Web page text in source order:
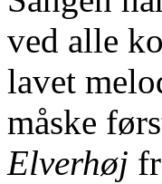
ved alle
lavet
måske
Elverhøj